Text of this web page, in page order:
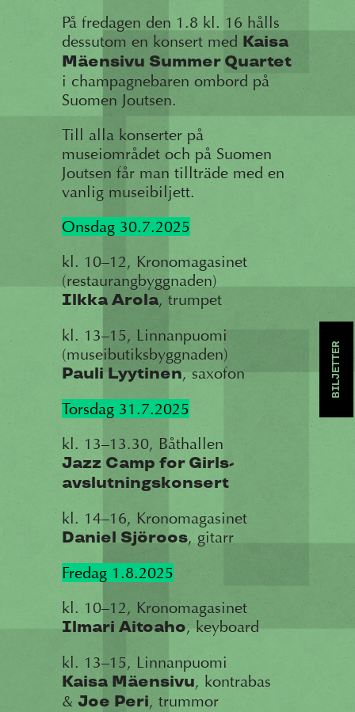
BILJETTER
På fredagen den 1.8 kl. 16 hålls
dessutom en konsert med Kaisa
Mäensivu Summer Quartet
i champagnebaren ombord på
Suomen Joutsen.
Till alla konserter på
museiområdet och på Suomen
Joutsen får man tillträde med en
vanlig museibiljett.
Onsdag 30.7.2025
kl. 10–12, Kronomagasinet
(restaurangbyggnaden)
Ilkka Arola, trumpet
kl. 13–15, Linnanpuomi
(museibutiksbyggnaden)
Pauli Lyytinen, saxofon
Torsdag 31.7.2025
kl. 13–13.30, Båthallen
Jazz Camp for Girls-
avslutningskonsert
kl. 14–16, Kronomagasinet
Daniel Sjöroos, gitarr
Fredag 1.8.2025
kl. 10–12, Kronomagasinet
Ilmari Aitoaho, keyboard
kl. 13–15, Linnanpuomi
Kaisa Mäensivu, kontrabas
& Joe Peri, trummor